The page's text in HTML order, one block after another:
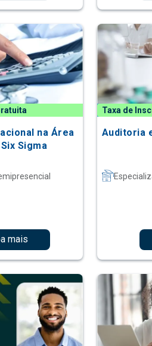
na Área
Sigma
mais
Taxa de
Auditoria